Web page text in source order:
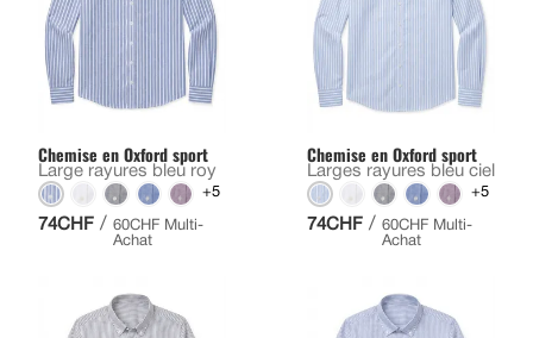
Chemise en Oxford sport
Large rayures bleu roy
+5
74CHF / 60CHF Multi-
Achat
Chemise en Oxford sport
Larges rayures bleu ciel
+5
74CHF / 60CHF Multi-
Achat